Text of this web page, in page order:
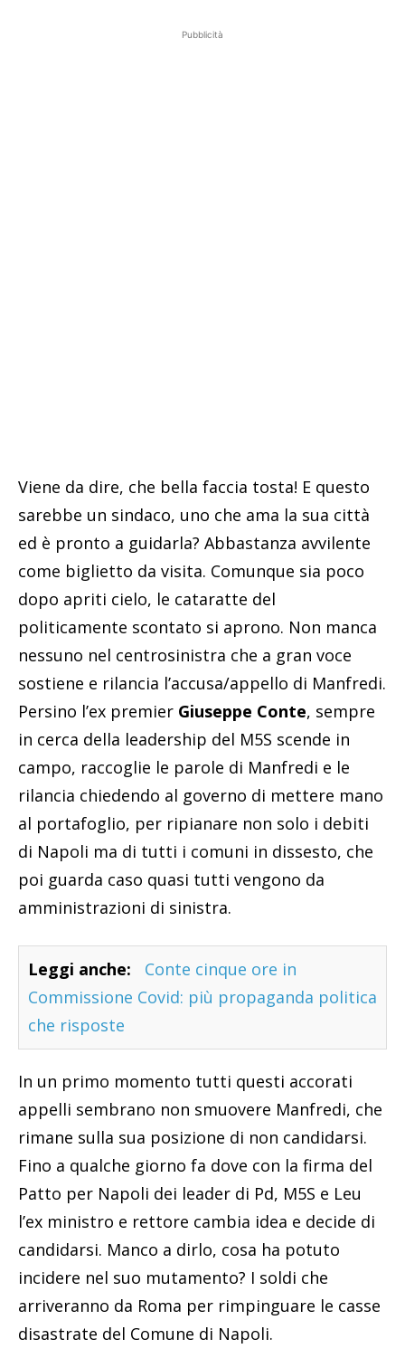
Pubblicità
Viene da dire, che bella faccia tosta! E questo
sarebbe un sindaco, uno che ama la sua città
ed è pronto a guidarla? Abbastanza avvilente
come biglietto da visita. Comunque sia poco
dopo apriti cielo, le cataratte del
politicamente scontato si aprono. Non manca
nessuno nel centrosinistra che a gran voce
sostiene e rilancia l’accusa/appello di Manfredi.
Persino l’ex premier Giuseppe Conte, sempre
in cerca della leadership del M5S scende in
campo, raccoglie le parole di Manfredi e le
rilancia chiedendo al governo di mettere mano
al portafoglio, per ripianare non solo i debiti
di Napoli ma di tutti i comuni in dissesto, che
poi guarda caso quasi tutti vengono da
amministrazioni di sinistra.
Leggi anche:
Conte cinque ore in
Commissione Covid: più propaganda politica
che risposte
In un primo momento tutti questi accorati
appelli sembrano non smuovere Manfredi, che
rimane sulla sua posizione di non candidarsi.
Fino a qualche giorno fa dove con la firma del
Patto per Napoli dei leader di Pd, M5S e Leu
l’ex ministro e rettore cambia idea e decide di
candidarsi. Manco a dirlo, cosa ha potuto
incidere nel suo mutamento? I soldi che
arriveranno da Roma per rimpinguare le casse
disastrate del Comune di Napoli.